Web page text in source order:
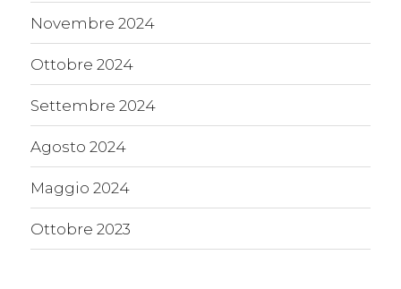
Novembre 2024
Ottobre 2024
Settembre 2024
Agosto 2024
Maggio 2024
Ottobre 2023